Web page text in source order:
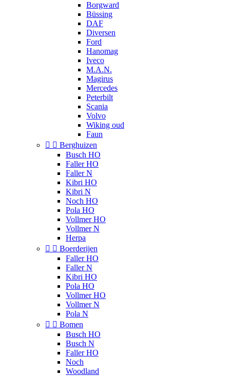
Borgward
Büssing
DAF
Diversen
Ford
Hanomag
Iveco
M.A.N.
Magirus
Mercedes
Peterbilt
Scania
Volvo
Wiking oud
Faun
  Berghuizen
Busch HO
Faller HO
Faller N
Kibri HO
Kibri N
Noch HO
Pola HO
Vollmer HO
Vollmer N
Herpa
  Boerderijen
Faller HO
Faller N
Kibri HO
Pola HO
Vollmer HO
Vollmer N
Pola N
  Bomen
Busch HO
Busch N
Faller HO
Noch
Woodland